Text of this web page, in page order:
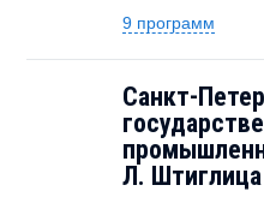
9 программ
Санкт-
Л. Штиглица